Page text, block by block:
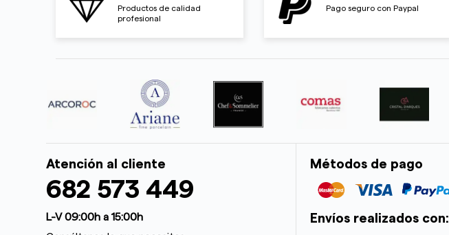
Productos de calidad
profesional
Pago seguro con Paypal
Atención al cliente
682 573 449
L-V 09:00h a 15:00h
Métodos de pago
Envíos realizados con: